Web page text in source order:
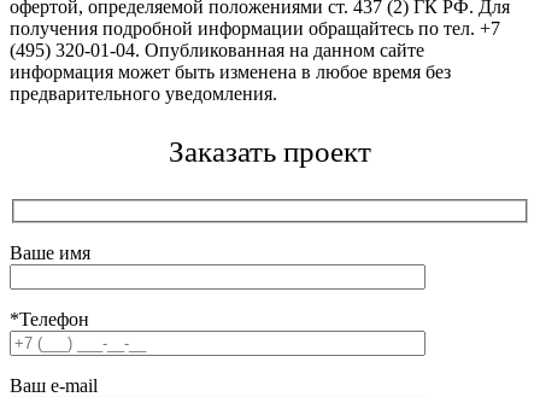
офертой, определяемой положениями ст. 437 (2) ГК РФ. Для
получения подробной информации обращайтесь по тел. +7
(495) 320-01-04. Опубликованная на данном сайте
информация может быть изменена в любое время без
предварительного уведомления.
Заказать проект
Ваше имя
*Телефон
Ваш e-mail